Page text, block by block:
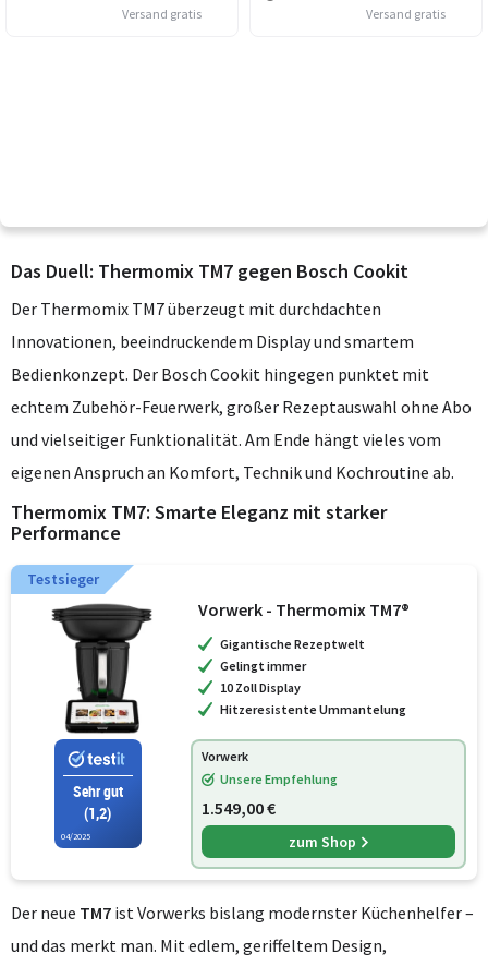
Versand gratis Versand gratis
Das Duell: Thermomix TM7 gegen Bosch Cookit
Der Thermomix TM7 überzeugt mit durchdachten
Innovationen, beeindruckendem Display und smartem
Bedienkonzept. Der Bosch Cookit hingegen punktet mit
echtem Zubehör-Feuerwerk, großer Rezeptauswahl ohne Abo
und vielseitiger Funktionalität. Am Ende hängt vieles vom
eigenen Anspruch an Komfort, Technik und Kochroutine ab.
Thermomix TM7: Smarte Eleganz mit starker
Performance
Testsieger
Sehr gut
(1,2)
04/2025
Vorwerk - Thermomix TM7®
Gigantische Rezeptwelt
Gelingt immer
10 Zoll Display
Hitzeresistente Ummantelung
Vorwerk
Unsere Empfehlung
1.549,00 €
zum Shop
Der neue TM7 ist Vorwerks bislang modernster Küchenhelfer –
und das merkt man. Mit edlem, geriffeltem Design,